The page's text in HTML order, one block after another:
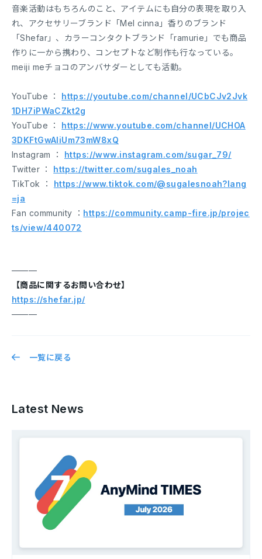
音楽活動はもちろんのこと、アイテムにも自分の表現を取り入
れ、アクセサリーブランド「Mel cinna」香りのブランド
「Shefar」、カラーコンタクトブランド「ramurie」でも商品
作りに一から携わり、コンセプトなど制作も行なっている。
meiji meチョコのアンバサダーとしても活動。
YouTube ： https://youtube.com/channel/UCbCJv2Jvk
1DH7iPWaCZkt2g
YouTube ： https://www.youtube.com/channel/UCHOA
3DKFtGwAliUm73mW8xQ
Instagram ： https://www.instagram.com/sugar_79/
Twitter ： https://twitter.com/sugales_noah
TikTok ： https://www.tiktok.com/@sugalesnoah?lang
=ja
Fan community ： https://community.camp-fire.jp/projec
ts/view/440072
———
【商品に関するお問い合わせ】
https://shefar.jp/
———
一覧に戻る
Latest News